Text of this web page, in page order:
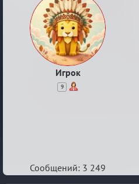
Игрок
9
Сообщений: 3 249